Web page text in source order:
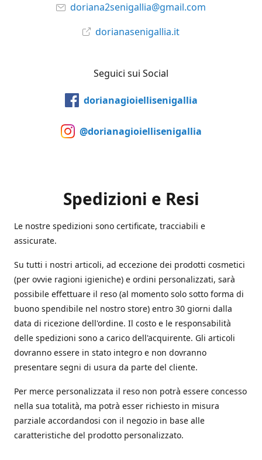
doriana2senigallia@gmail.com
dorianasenigallia.it
Seguici sui Social
dorianagioiellisenigallia
@dorianagioiellisenigallia
Spedizioni e Resi
Le nostre spedizioni sono certificate, tracciabili e
assicurate.
Su tutti i nostri articoli, ad eccezione dei prodotti cosmetici
(per ovvie ragioni igieniche) e ordini personalizzati, sarà
possibile effettuare il reso (al momento solo sotto forma di
buono spendibile nel nostro store) entro 30 giorni dalla
data di ricezione dell'ordine. Il costo e le responsabilità
delle spedizioni sono a carico dell'acquirente. Gli articoli
dovranno essere in stato integro e non dovranno
presentare segni di usura da parte del cliente.
Per merce personalizzata il reso non potrà essere concesso
nella sua totalità, ma potrà esser richiesto in misura
parziale accordandosi con il negozio in base alle
caratteristiche del prodotto personalizzato.